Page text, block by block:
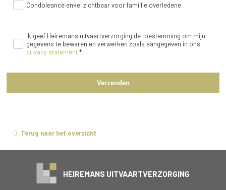
Condoleance enkel zichtbaar voor famillie overledene
Ik geef Heiremans uitvaartverzorging de toestemming om mijn
gegevens te bewaren en verwerken zoals aangegeven in ons
privacy statement*
Verzenden
Terug naar het overzicht
HEIREMANS UITVAARTVERZORGING